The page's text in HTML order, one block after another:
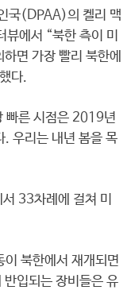
국(DPAA)의 켈리 맥
에서 “북한 측이 미
면 가장 빨리 북한에
다.
빠른 시점은 2019년
. 우리는 내년 봄을 목
33차례에 걸쳐 미
이 북한에서 재개되면
반입되는 장비들은 유